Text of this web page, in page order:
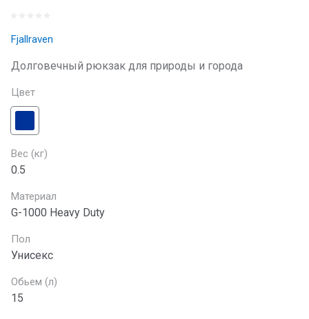
Fjallraven
Долговечный рюкзак для природы и города
Цвет
Вес (кг)
0.5
Материал
G-1000 Heavy Duty
Пол
Унисекс
Обьем (л)
15